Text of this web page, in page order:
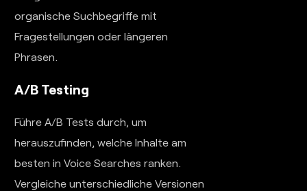
organische Suchbegriffe mit
Fragestellungen oder längeren
Phrasen.
A/B Testing
Führe A/B Tests durch, um
herauszufinden, welche Inhalte am
besten in Voice Searches ranken.
Vergleiche unterschiedliche Versionen